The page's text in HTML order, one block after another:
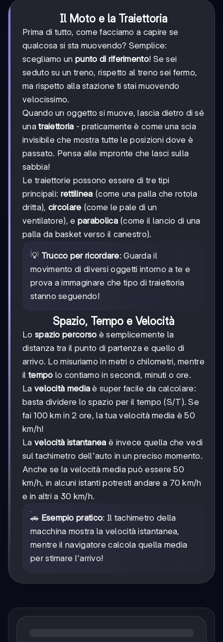
Il Moto e la Traiettoria
Prima di tutto, come facciamo a capire se
qualcosa si sta muovendo? Semplice:
scegliamo un punto di riferimento! Se sei
seduto su un treno, rispetto al treno sei fermo,
ma rispetto alla stazione ti stai muovendo
velocissimo.
Quando un oggetto si muove, lascia dietro di sé
unatraiettoria - praticamente è come una scia
invisibile che mostra tutte le posizioni dove è
passato. Pensa alle impronte che lasci sulla
sabbia!
Le traiettorie possono essere di tre tipi
principali: rettilinea (come una palla che rotola
dritta), circolare (come le pale di un
ventilatore), e parabolica(come il lancio di una
palla da basket verso il canestro).
💡 Trucco per ricordare: Guarda il
movimento di diversi oggetti intorno a te e
prova a immaginare che tipo di traiettoria
stanno seguendo!
Spazio, Tempo e Velocità
Lo spazio percorso è semplicemente la
distanza tra il punto di partenza e quello di
arrivo. Lo misuriamo in metri o chilometri, mentre
il tempo lo contiamo in secondi, minuti o ore.
La velocità media è super facile da calcolare:
basta dividere lo spazio per il tempo (S/T). Se
fai 100 km in 2 ore, la tua velocità media è 50
km/h!
La velocità istantanea è invece quella che vedi
sul tachimetro dell'auto in un preciso momento.
Anche se la velocità media può essere 50
km/h, in alcuni istanti potresti andare a 70 km/h
e in altri a 30 km/h.
🚗 Esempio pratico: Il tachimetro della
macchina mostra la velocità istantanea,
mentre il navigatore calcola quella media
per stimare l'arrivo!